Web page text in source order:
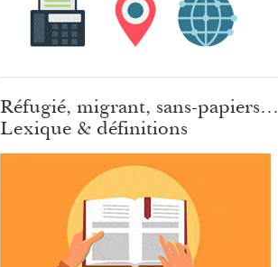
Réfugié, migrant, sans-papiers…
Lexique & définitions